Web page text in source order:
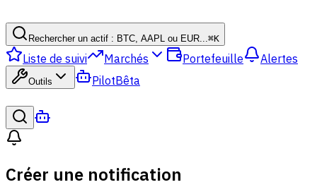
Rechercher un actif : BTC, AAPL ou EUR...⌘K
Liste de suivi Marchés Portefeuille Alertes
Outils PilotBêta
Créer une notification